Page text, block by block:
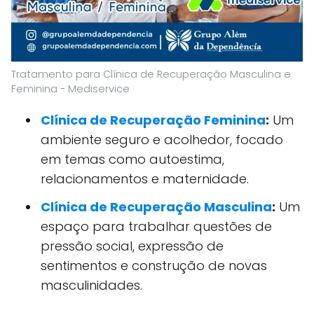
Tratamento para Clínica de Recuperação Masculina e
Feminina - Mediservice
Clínica de Recuperação Feminina: Um
ambiente seguro e acolhedor, focado
em temas como autoestima,
relacionamentos e maternidade.
Clínica de Recuperação Masculina: Um
espaço para trabalhar questões de
pressão social, expressão de
sentimentos e construção de novas
masculinidades.